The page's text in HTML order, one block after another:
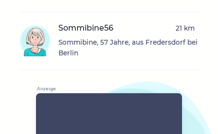
Sommibine56
Sommibine, 57 Jahre, aus Fredersdorf bei
Berlin
21 km